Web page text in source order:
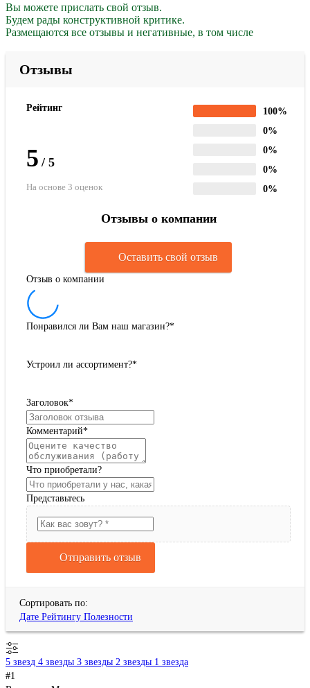
Вы можете прислать свой отзыв.
Будем рады конструктивной критике.
Размещаются все отзывы и негативные, в том числе
Отзывы
Рейтинг
5 / 5
На основе 3 оценок
100%
0%
0%
0%
0%
Отзывы о компании
Оставить свой отзыв
Отзыв о компании
Понравился ли Вам наш магазин?*
Устроил ли ассортимент?*
Заголовок*
Комментарий*
Что приобретали?
Представьтесь
Отправить отзыв
Сортировать по:
Дате Рейтингу Полезности
5 звезд 4 звезды 3 звезды 2 звезды 1 звезда
#1